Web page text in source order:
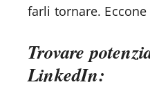
farli tornare.
Trovare
LinkedIn: